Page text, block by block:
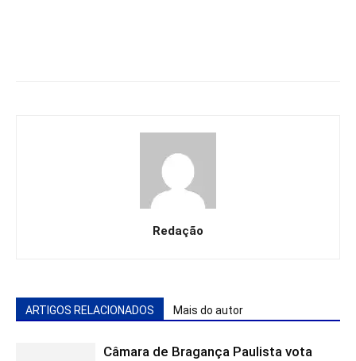
Redação
ARTIGOS RELACIONADOS Mais do autor
Câmara de Bragança Paulista vota